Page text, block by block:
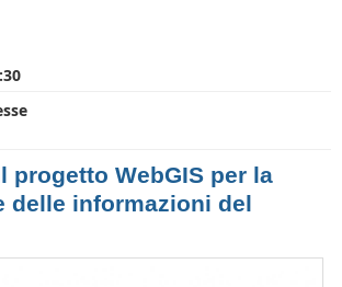
progetto WebGIS per la
delle informazioni del